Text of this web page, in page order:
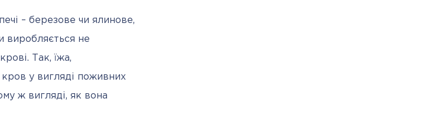
– березове чи ялинове,
виробляється не
Так, їжа,
у вигляді поживних
ж вигляді, як вона